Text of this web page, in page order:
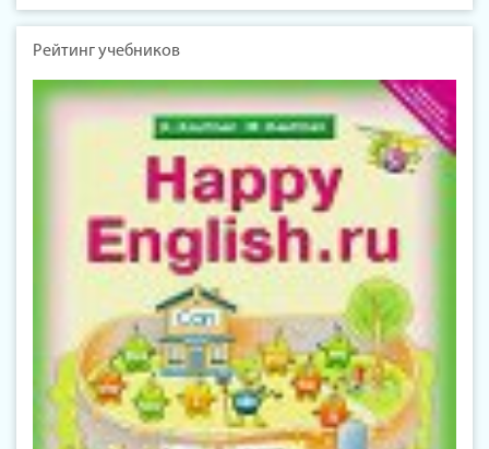
Рейтинг учебников